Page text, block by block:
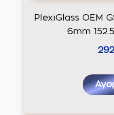
PlexiGlass OEM
6mm